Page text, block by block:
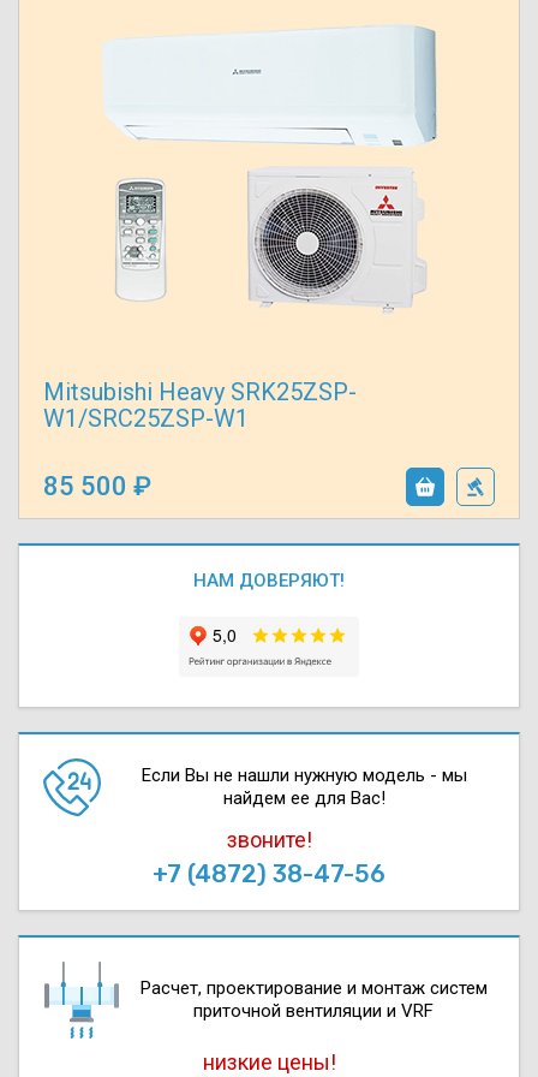
Mitsubishi Heavy SRK25ZSP-
W1/SRC25ZSP-W1
85 500
НАМ ДОВЕРЯЮТ!
Если Вы не нашли нужную модель - мы
найдем ее для Вас!
звоните!
+7 (4872) 38-47-56
Расчет, проектирова­ние и монтаж систем
приточной вентиляции и VRF
низкие цены!